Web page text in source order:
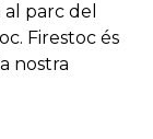
parc del
Firestoc és
nostra